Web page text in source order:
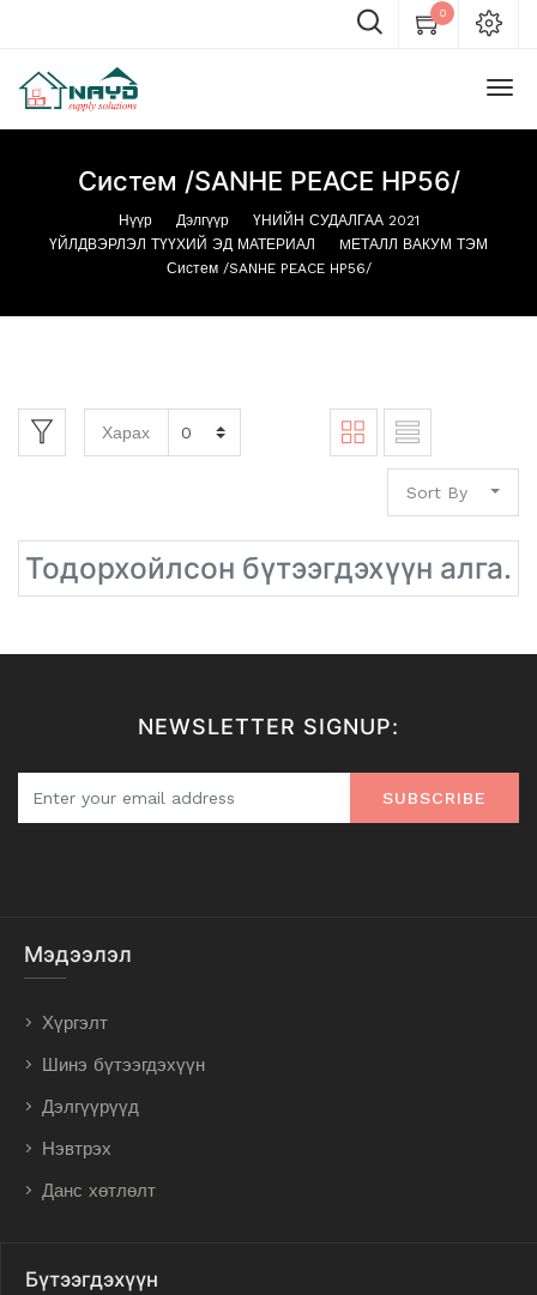
0
Систем /SANHE PEACE HP56/
Нүүр Дэлгүүр
ҮНИЙН СУДАЛГАА 2021
ҮЙЛДВЭРЛЭЛ ТҮҮХИЙ ЭД МАТЕРИАЛ
MЕТАЛЛ ВАКУМ ТЭМ
Систем /SANHE PEACE HP56/
Харах
Sort By
Тодорхойлсон бүтээгдэхүүн алга.
NEWSLETTER SIGNUP:
SUBSCRIBE
Мэдээлэл
Хүргэлт
Шинэ бүтээгдэхүүн
Дэлгүүрүүд
Нэвтрэх
Данс хөтлөлт
Бүтээгдэхүүн